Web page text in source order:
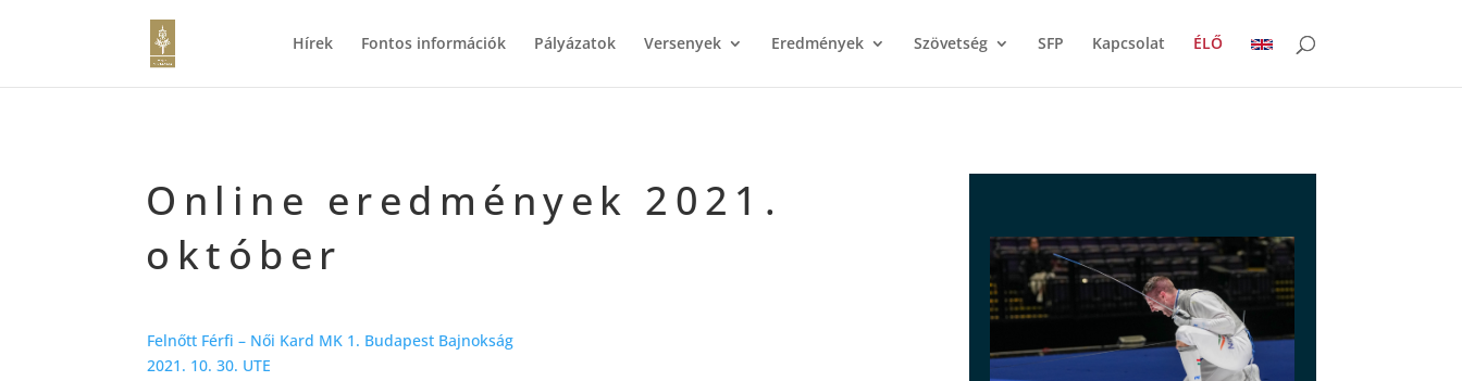
Hírek Fontos információk Pályázatok Versenyek Eredmények Szövetség SFP Kapcsolat ÉLŐ
Online eredmények 2021.
október
Felnőtt Férfi – Női Kard MK 1. Budapest Bajnokság
2021. 10. 30. UTE